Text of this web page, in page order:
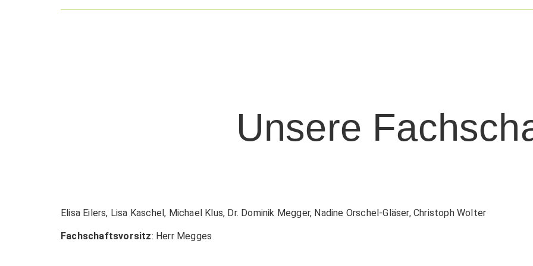
Unsere
Elisa Eilers, Lisa Kaschel, Michael Klus, Dr. Dominik Megger, Nadine Orschel-Gläser, Christoph Wolter
Fachschaftsvorsitz: Herr Megges